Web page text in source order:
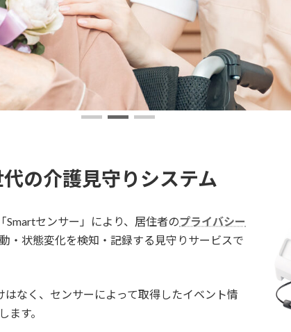
の介護見守りシステム
Smartセンサー」により、居住者のプライバシー
・状態変化を検知・記録する見守りサービスで
なく、センサーによって取得したイベント情
す。